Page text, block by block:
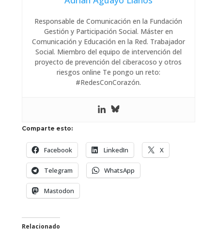
Responsable de Comunicación en la Fundación
Gestión y Participación Social. Máster en
Comunicación y Educación en la Red. Trabajador
Social. Miembro del equipo de intervención del
proyecto de prevención del ciberacoso y otros
riesgos online Te pongo un reto:
#RedesConCorazón.
Comparte esto:
Facebook LinkedIn X
Telegram WhatsApp
Mastodon
Relacionado